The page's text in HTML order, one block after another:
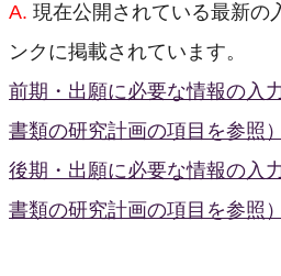
A. 現在公開されている最新の
ンクに掲載されています。
前期・出願に必要な情報の入
書類の研究計画の項目を参照）
後期・出願に必要な情報の入
書類の研究計画の項目を参照）